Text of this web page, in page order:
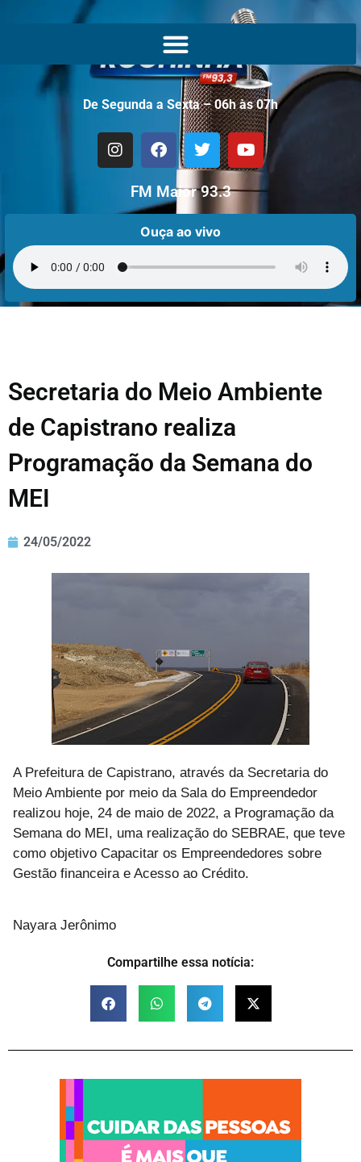
De Segunda a Sexta – 06h às 07h
FM Maior 93.3
Ouça ao vivo
Secretaria do Meio Ambiente
de Capistrano realiza
Programação da Semana do
MEI
24/05/2022
A Prefeitura de Capistrano, através da Secretaria do
Meio Ambiente por meio da Sala do Empreendedor
realizou hoje, 24 de maio de 2022, a Programação da
Semana do MEI, uma realização do SEBRAE, que teve
como objetivo Capacitar os Empreendedores sobre
Gestão financeira e Acesso ao Crédito.
Nayara Jerônimo
Compartilhe essa notícia: